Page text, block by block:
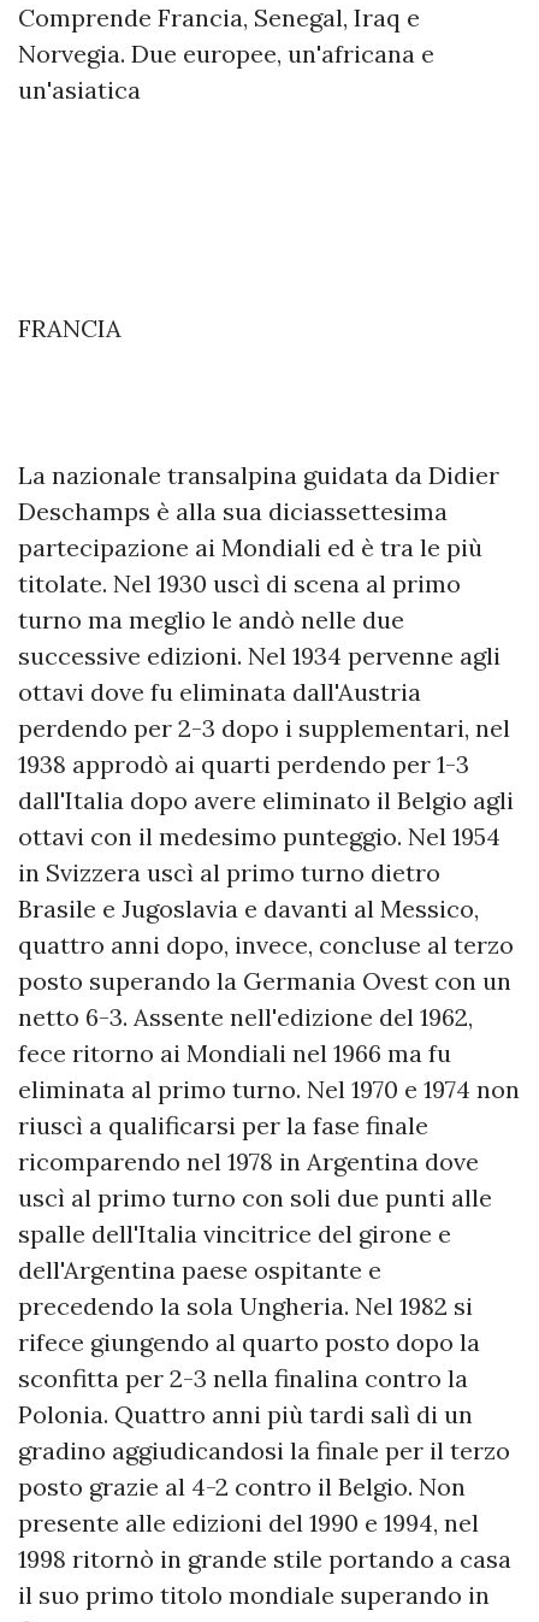
Comprende Francia, Senegal, Iraq e
Norvegia. Due europee, un'africana e
un'asiatica
FRANCIA
La nazionale transalpina guidata da Didier
Deschamps è alla sua diciassettesima
partecipazione ai Mondiali ed è tra le più
titolate. Nel 1930 uscì di scena al primo
turno ma meglio le andò nelle due
successive edizioni. Nel 1934 pervenne agli
ottavi dove fu eliminata dall'Austria
perdendo per 2-3 dopo i supplementari, nel
1938 approdò ai quarti perdendo per 1-3
dall'Italia dopo avere eliminato il Belgio agli
ottavi con il medesimo punteggio. Nel 1954
in Svizzera uscì al primo turno dietro
Brasile e Jugoslavia e davanti al Messico,
quattro anni dopo, invece, concluse al terzo
posto superando la Germania Ovest con un
netto 6-3. Assente nell'edizione del 1962,
fece ritorno ai Mondiali nel 1966 ma fu
eliminata al primo turno. Nel 1970 e 1974 non
riuscì a qualificarsi per la fase finale
ricomparendo nel 1978 in Argentina dove
uscì al primo turno con soli due punti alle
spalle dell'Italia vincitrice del girone e
dell'Argentina paese ospitante e
precedendo la sola Ungheria. Nel 1982 si
rifece giungendo al quarto posto dopo la
sconfitta per 2-3 nella finalina contro la
Polonia. Quattro anni più tardi salì di un
gradino aggiudicandosi la finale per il terzo
posto grazie al 4-2 contro il Belgio. Non
presente alle edizioni del 1990 e 1994, nel
1998 ritornò in grande stile portando a casa
il suo primo titolo mondiale superando in